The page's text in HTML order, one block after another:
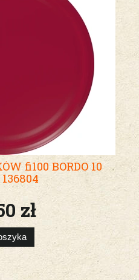
fi100 BORDO 10
zł